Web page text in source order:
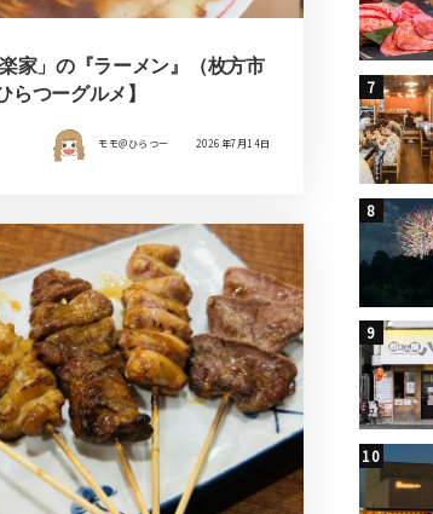
楽家」の『ラーメン』（枚方市
らつーグルメ】
モモ＠ひらつー 2026年7月14日